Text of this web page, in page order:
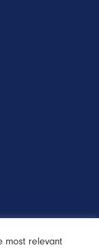
most relevant